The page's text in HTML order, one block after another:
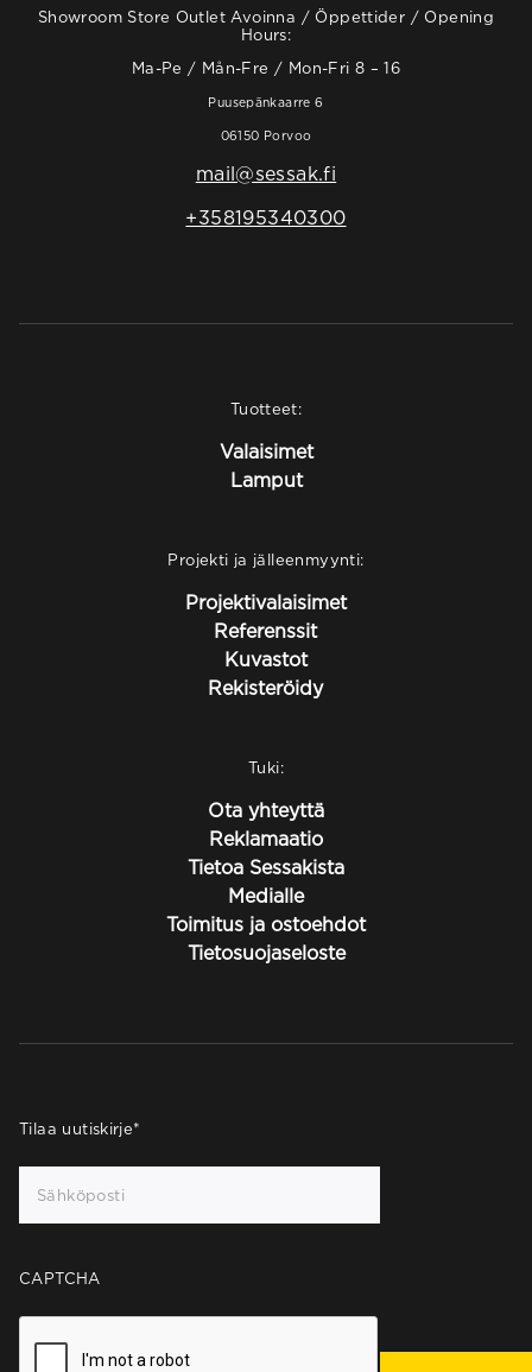
Showroom Store Outlet Avoinna / Öppettider / Opening
Hours:
Ma-Pe / Mån-Fre / Mon-Fri 8 – 16
Puusepänkaarre 6
06150 Porvoo
mail@sessak.fi
+358195340300
Tuotteet:
Valaisimet
Lamput
Projekti ja jälleenmyynti:
Projektivalaisimet
Referenssit
Kuvastot
Rekisteröidy
Tuki:
Ota yhteyttä
Reklamaatio
Tietoa Sessakista
Medialle
Toimitus ja ostoehdot
Tietosuojaseloste
Tilaa uutiskirje*
CAPTCHA